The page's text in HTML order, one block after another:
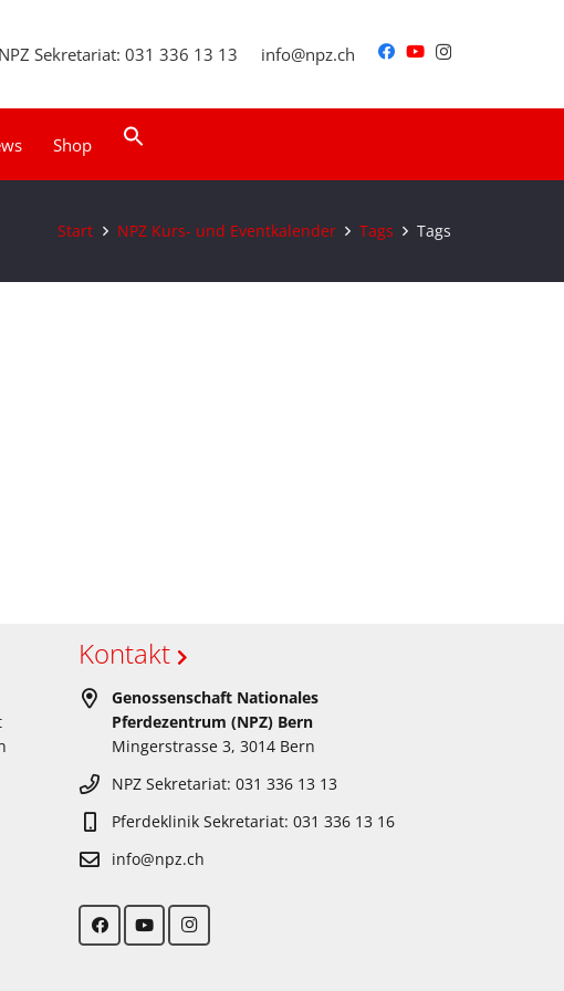
NPZ Sekretariat: 031 336 13 13 info@npz.ch
Shop for:
Start NPZ Kurs- und Eventkalender Tags Tags
Kontakt
Genossenschaft Nationales
Pferdezentrum (NPZ) Bern
Mingerstrasse 3, 3014 Bern
NPZ Sekretariat: 031 336 13 13
Pferdeklinik Sekretariat: 031 336 13 16
info@npz.ch